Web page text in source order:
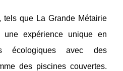
tels que La Grande Métairie
une expérience unique en
écologiques avec des
des piscines couvertes.